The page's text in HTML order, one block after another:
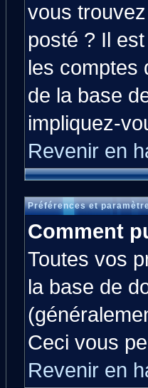
vous
posté ? Il
les comptes
de la base
impliquez-
Revenir en
Préférences et
Comment
Toutes vos
la base de
Ceci vous
Revenir en